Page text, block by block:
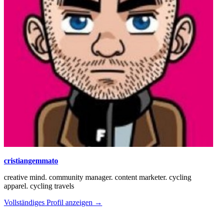
cristiangemmato
creative mind. community manager. content marketer. cycling
apparel. cycling travels
Vollständiges Profil anzeigen →